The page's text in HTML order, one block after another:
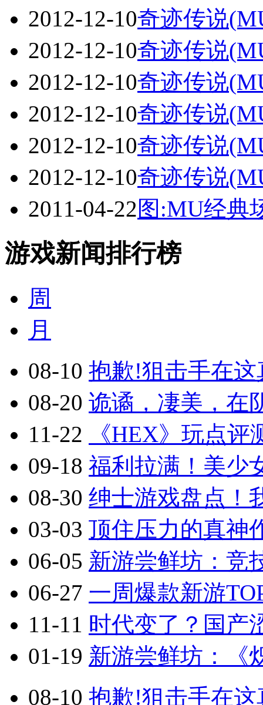
2012-12-10奇迹传说
2012-12-10奇迹传说
2012-12-10奇迹传说
2012-12-10奇迹传说
2012-12-10奇迹传说
2012-12-10奇迹传说
2011-04-22图:MU经典
游戏新闻排行榜
周
月
08-10 抱歉!狙击手在
08-20 诡谲，凄美，在
11-22
《HEX》玩点
09-18 福利拉满！美少
08-30 绅士游戏盘点！
03-03 顶住压力的真神
06-05 新游尝鲜坊：竞
06-27 一周爆款新游
11-11 时代变了？国产
01-19 新游尝鲜坊：《
08-10 抱歉!狙击手在